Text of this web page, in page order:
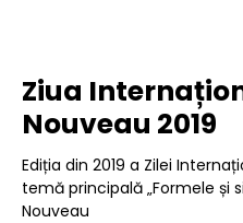
Ziua
Nouveau 2019
Ediția din 2019 a Zilei
temă principală „Formele și
Nouveau